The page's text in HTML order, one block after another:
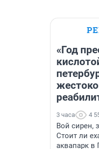
«Год
3 часа 4
Вой сирен,
Стоит ли
аквапарк